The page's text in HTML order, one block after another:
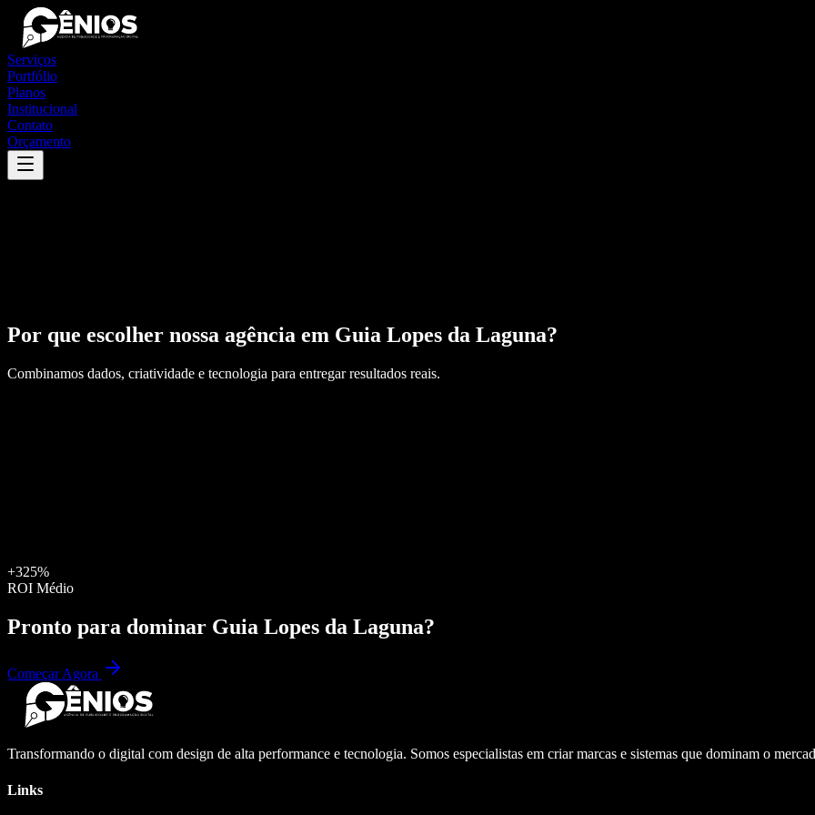
Serviços
Portfólio
Planos
Institucional
Contato
Orçamento
Por que escolher nossa agência em Guia Lopes da Laguna?
Combinamos dados, criatividade e tecnologia para entregar resultados reais.
+325%
ROI Médio
Pronto para dominar Guia Lopes da Laguna?
Começar Agora
Transformando o digital com design de alta performance e tecnologia. Somos especialistas em criar marcas e sistemas que dominam o
Links